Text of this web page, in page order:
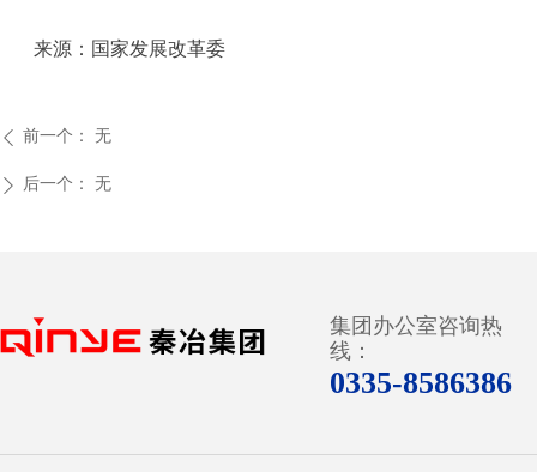
来源：国家发展改革委
ꄴ 前一个： 无
ꄲ 后一个： 无
끅集团办公室咨询热
线：
0335-8586386